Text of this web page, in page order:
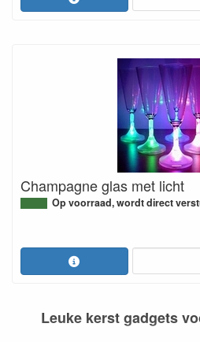
Champagne glas met licht
Op voorraad, wordt direct
Leuke kerst gadgets